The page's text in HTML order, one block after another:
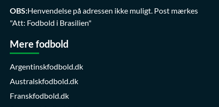
OBS:Henvendelse på adressen ikke muligt. Post mærkes
"Att: Fodbold i Brasilien"
Mere fodbold
Argentinskfodbold.dk
Australskfodbold.dk
Franskfodbold.dk